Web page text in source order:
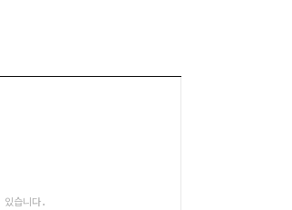
습니다.